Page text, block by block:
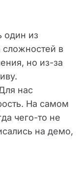
один из
в
но из-за
нас
На самом
чего-то не
на демо,